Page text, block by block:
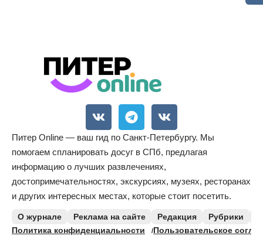
Питер Online — ваш гид по Санкт-Петербургу. Мы
помогаем спланировать досуг в СПб, предлагая
информацию о лучших развлечениях,
достопримечательностях, экскурсиях, музеях, ресторанах
и других интересных местах, которые стоит посетить.
О журнале Реклама на сайте Редакция Рубрики
Политика конфиденциальности
Пользовательское